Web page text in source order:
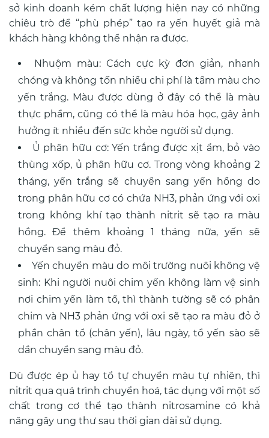
sở kinh doanh kém chất lượng hiện nay có những
chiêu trò để “phù phép” tạo ra yến huyết giả mà
khách hàng không thể nhận ra được.
Nhuộm màu: Cách cực kỳ đơn giản, nhanh
chóng và không tốn nhiều chi phí là tẩm màu cho
yến trắng. Màu được dùng ở đây có thể là màu
thực phẩm, cũng có thể là màu hóa học, gây ảnh
hưởng ít nhiều đến sức khỏe người sử dụng.
Ủ phân hữu cơ: Yến trắng được xịt ẩm, bỏ vào
thùng xốp, ủ phân hữu cơ. Trong vòng khoảng 2
tháng, yến trắng sẽ chuyển sang yến hồng do
trong phân hữu cơ có chứa NH3, phản ứng với oxi
trong không khí tạo thành nitrit sẽ tạo ra màu
hồng. Để thêm khoảng 1 tháng nữa, yến sẽ
chuyển sang màu đỏ.
Yến chuyển màu do môi trường nuôi không vệ
sinh: Khi người nuôi chim yến không làm vệ sinh
nơi chim yến làm tổ, thì thành tường sẽ có phân
chim và NH3 phản ứng với oxi sẽ tạo ra màu đỏ ở
phần chân tổ (chân yến), lâu ngày, tổ yến sào sẽ
dần chuyển sang màu đỏ.
Dù được ép ủ hay tổ tự chuyển màu tự nhiên, thì
nitrit qua quá trình chuyển hoá, tác dụng với một số
chất trong cơ thể tạo thành nitrosamine có khả
năng gây ung thư sau thời gian dài sử dụng.